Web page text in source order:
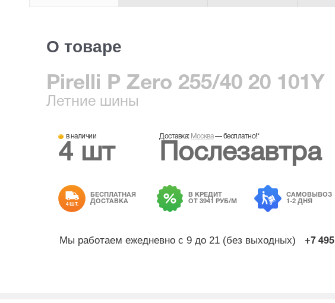
О товаре
Pirelli P Zero 255/40 20 101Y
Летние шины
в наличии
4 шт
Доставка: Москва—бесплатно!*
Послезавтра
4 ШТ.
БЕСПЛАТНАЯ
ДОСТАВКА
В КРЕДИТ
ОТ 3941 РУБ/М
САМОВЫВОЗ
1-2 ДНЯ
Мы работаем ежедневно с 9 до 21 (без выходных) +7 495